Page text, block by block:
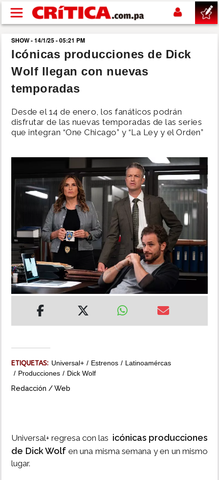
Pasar al contenido principal
buscar
SUCESOS
POLÍTICA
DEPORTES
INSÓLITAS
MULTIMEDIA
IMPRESO
SHOW - 14/1/25 - 05:21 PM
Icónicas producciones de Dick
Wolf llegan con nuevas
temporadas
Desde el 14 de enero, los fanáticos podrán
disfrutar de las nuevas temporadas de las series
que integran “One Chicago” y “La Ley y el Orden”
ETIQUETAS: Universal+ Estrenos
Latinoamércas
Producciones
Dick Wolf
Redacción / Web
Universal+ regresa con las icónicas producciones
de Dick Wolf en una misma semana y en un mismo
lugar.